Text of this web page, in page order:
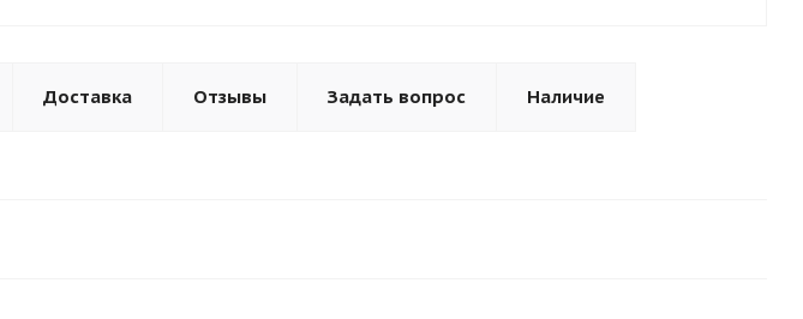
Доставка Отзывы Задать вопрос Наличие